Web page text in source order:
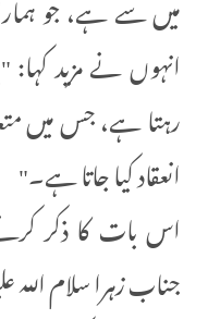
انہوں نے مزید
رہتا ہے، جس میں
انعقاد کیا جاتا ہے۔"
اس بات کا ذکر
جناب زہرا سلام اللہ